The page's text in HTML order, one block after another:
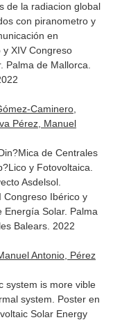
de la radiacion global
con piranometro y
en
XIV Congreso
Palma de Mallorca.
Caminero,
Pérez, Manuel
de Centrales
y Fotovoltaica.
Asdelsol.
Congreso Ibérico y
Energía Solar. Palma
Balears. 2022
Antonio, Pérez
system is more vible
system. Poster en
Solar Energy